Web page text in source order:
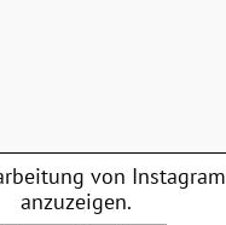
von Instagram
anzuzeigen.